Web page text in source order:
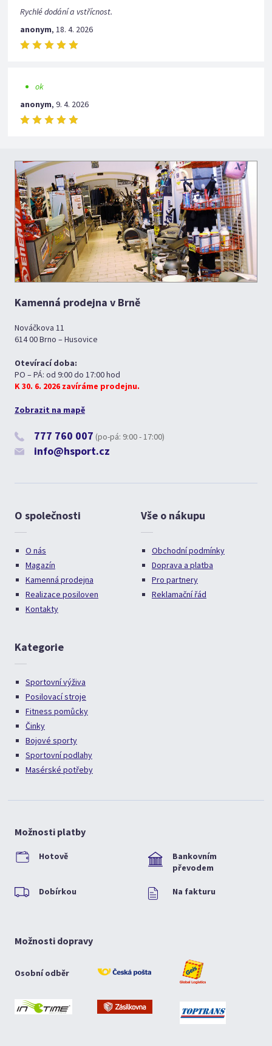
Rychlé dodání a vstřícnost.
anonym,18. 4. 2026
ok
anonym,9. 4. 2026
Kamenná prodejna v Brně
Nováčkova 11
614 00 Brno – Husovice
Otevírací doba:
PO – PÁ: od 9:00 do 17:00 hod
K 30. 6. 2026 zavíráme prodejnu.
Zobrazit na mapě
777 760 007 (po-pá: 9:00 - 17:00)
info@hsport.cz
O společnosti
O nás
Magazín
Kamenná prodejna
Realizace posiloven
Kontakty
Vše o nákupu
Obchodní podmínky
Doprava a platba
Pro partnery
Reklamační řád
Kategorie
Sportovní výživa
Posilovací stroje
Fitness pomůcky
Činky
Bojové sporty
Sportovní podlahy
Masérské potřeby
Možnosti platby
Hotově
Bankovním
převodem
Dobírkou Na fakturu
Možnosti dopravy
Osobní odběr